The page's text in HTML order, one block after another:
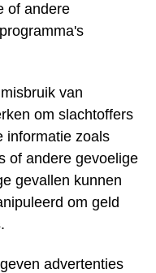
of andere
van
om slachtoffers
informatie zoals
of andere gevoelige
gevallen kunnen
om geld
advertenties